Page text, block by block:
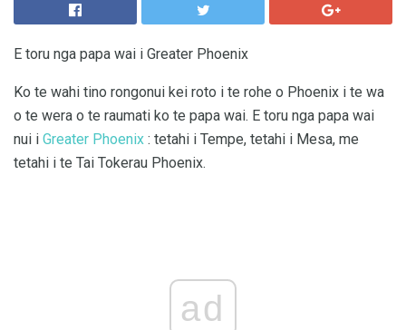
E toru nga papa wai i Greater Phoenix
Ko te wahi tino rongonui kei roto i te rohe o Phoenix i te wa
o te wera o te raumati ko te papa wai. E toru nga papa wai
nui i Greater Phoenix : tetahi i Tempe, tetahi i Mesa, me
tetahi i te Tai Tokerau Phoenix.
ad